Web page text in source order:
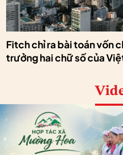
Fitch chỉ ra bài toán vốn
trưởng hai chữ số của